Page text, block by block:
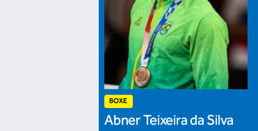
BOXE
Abner Teixeira da Silva